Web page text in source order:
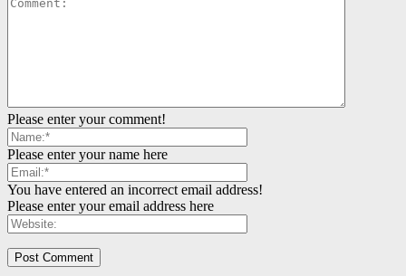
Please enter your comment!
Please enter your name here
You have entered an incorrect email address!
Please enter your email address here